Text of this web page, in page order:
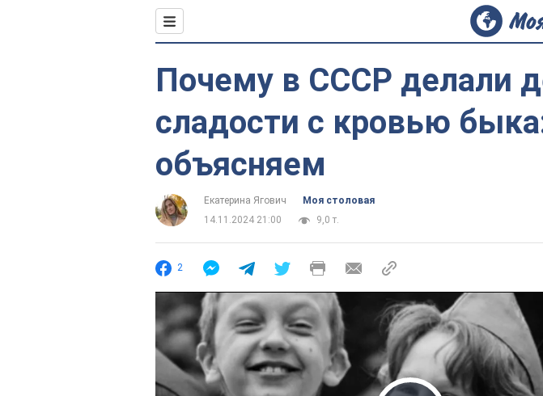
Почему в СССР делали
сладости с кровью
объясняем
Екатерина Ягович
Моя столовая
14.11.2024 21:00
9,0 т.
2